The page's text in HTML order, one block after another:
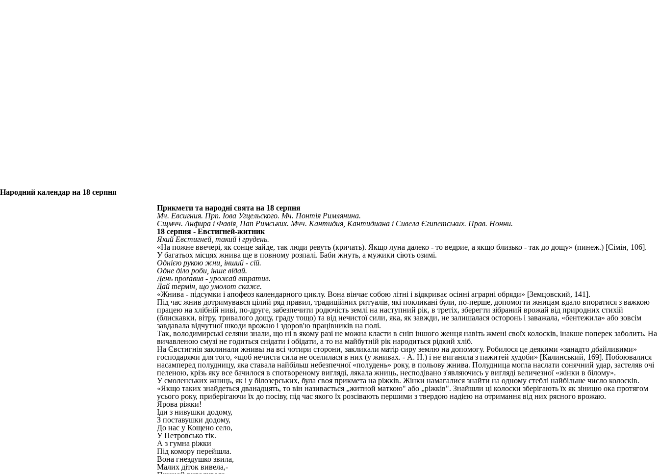
Народний календар на 18 серпня
Прикмети та народні свята на 18 серпня
Мч. Евсигния. Прп. Іова Угцельского. Мч. Понтія Римлянина.
Сщмчч. Анфира і Фавія, Пап Римських. Мчч. Кантидия, Кантидиана і Сивела Єгипетських. Прав. Нонни.
18 серпня - Евстигней-житник
Який Евстигней, такий і грудень.
«На пожне ввечері, як сонце зайде, так люди ревуть (кричать). Якщо луна далеко - то ведрие, а якщо близько - так до дощу» (пинеж.) [Сімін, 106].
У багатьох місцях жнива ще в повному розпалі. Баби жнуть, а мужики сіють озимі.
Однією рукою жни, інший - сій.
Одне діло роби, інше відай.
День проґавив - урожай втратив.
Дай термін, що умолот скаже.
«Жнива - підсумки і апофеоз календарного циклу. Вона вінчає собою літні і відкриває осінні аграрні обряди» [Земцовский, 141].
Під час жнив дотримувався цілий ряд правил, традиційних ритуалів, які покликані були, по-перше, допомогти жницам вдало впоратися з важкою
працею на хлібній ниві, по-друге, забезпечити родючість землі на наступний рік, в третіх, зберегти зібраний врожай від природних стихій
(блискавки, вітру, тривалого дощу, граду тощо) та від нечистої сили, яка, як завжди, не залишалася осторонь і заважала, «бентежила» або зовсім
завдавала відчутної шкоди врожаю і здоров'ю працівників на полі.
Так, володимирські селяни знали, що ні в якому разі не можна класти в сніп іншого женця навіть жмені своїх колосків, інакше поперек заболить. На
вичавленою смузі не годиться снідати і обідати, а то на майбутній рік народиться рідкий хліб.
На Євстигнія заклинали жнивы на всі чотири сторони, закликали матір сиру землю на допомогу. Робилося це деякими «занадто дбайливими»
господарями для того, «щоб нечиста сила не оселилася в них (у жнивах. - А. Н.) і не виганяла з пажитей худоби» [Калинський, 169]. Побоювалися
насамперед полудницу, яка ставала найбільш небезпечної «полудень» року, в польову жнива. Полудница могла наслати сонячний удар, застеляв очі
пеленою, крізь яку все бачилося в спотвореному вигляді, лякала жниць, несподівано з'являючись у вигляді величезної «жінки в білому».
У смоленських жниць, як і у білозерських, була своя прикмета на ріжків. Жінки намагалися знайти на одному стеблі найбільше число колосків.
«Якщо таких знайдеться дванадцять, то він називається „житной маткою" або „ріжків". Знайшли ці колоски зберігають їх як зіницю ока протягом
усього року, приберігаючи їх до посіву, під час якого їх розсівають першими з твердою надією на отримання від них рясного врожаю.
Ярова ріжки!
Іди з нивушки додому,
З поставушки додому,
До нас у Кощено село,
У Петровсько тік.
А з гумна ріжки
Під комору перейшла.
Вона гнездушко звила,
Малих діток вивела,-